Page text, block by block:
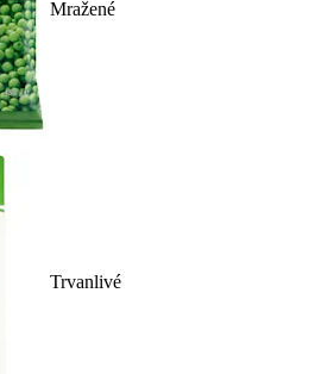
Mražené
Trvanlivé